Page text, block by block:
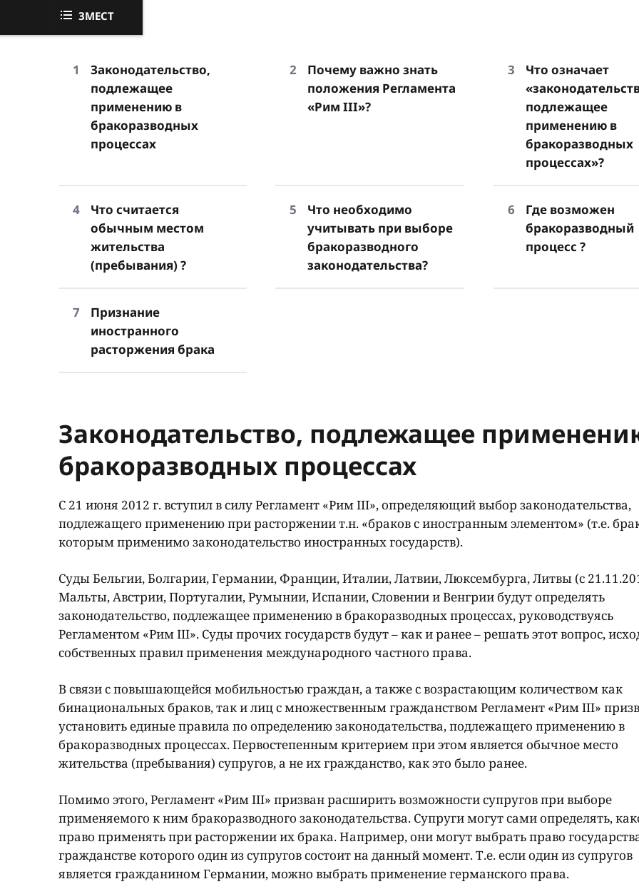
ЗМЕСТ
Законодательство,
подлежащее
применению в
бракоразводных
процессах
Почему важно знать
положения Регламента
«Рим III»?
Что означает
подлежащее
применению в
бракоразводных
процессах»?
Что считается
обычным местом
жительства
(пребывания) ?
Что необходимо
учитывать при выборе
бракоразводного
законодательства?
Где возможен
бракоразводный
процесс ?
Признание
иностранного
расторжения брака
Законодательство, подлежащее
бракоразводных процессах
С 21 июня 2012 г. вступил в силу Регламент «Рим III», определяющий выбор законодательства,
подлежащего применению при расторжении т.н. «браков с иностранным элементом» (т.е.
которым применимо законодательство иностранных государств).
Суды Бельгии, Болгарии, Германии, Франции, Италии, Латвии, Люксембурга, Литвы (с
Мальты, Австрии, Португалии, Румынии, Испании, Словении и Венгрии будут определять
законодательство, подлежащее применению в бракоразводных процессах, руководствуясь
Регламентом «Рим III». Суды прочих государств будут – как и ранее – решать этот вопрос,
собственных правил применения международного частного права.
В связи с повышающейся мобильностью граждан, а также с возрастающим количеством как
бинациональных браков, так и лиц с множественным гражданством Регламент «Рим III»
установить единые правила по определению законодательства, подлежащего применению в
бракоразводных процессах. Первостепенным критерием при этом является обычное место
жительства (пребывания) супругов, а не их гражданство, как это было ранее.
Помимо этого, Регламент «Рим III» призван расширить возможности супругов при выборе
применяемого к ним бракоразводного законодательства. Супруги могут сами определять,
право применять при расторжении их брака. Например, они могут выбрать право
гражданстве которого один из супругов состоит на данный момент. Т.е. если один из супругов
является гражданином Германии, можно выбрать применение германского права.